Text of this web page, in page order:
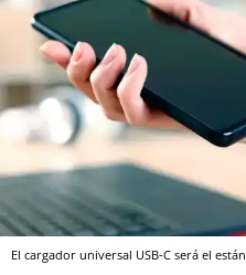
El cargador universal USB-C será el